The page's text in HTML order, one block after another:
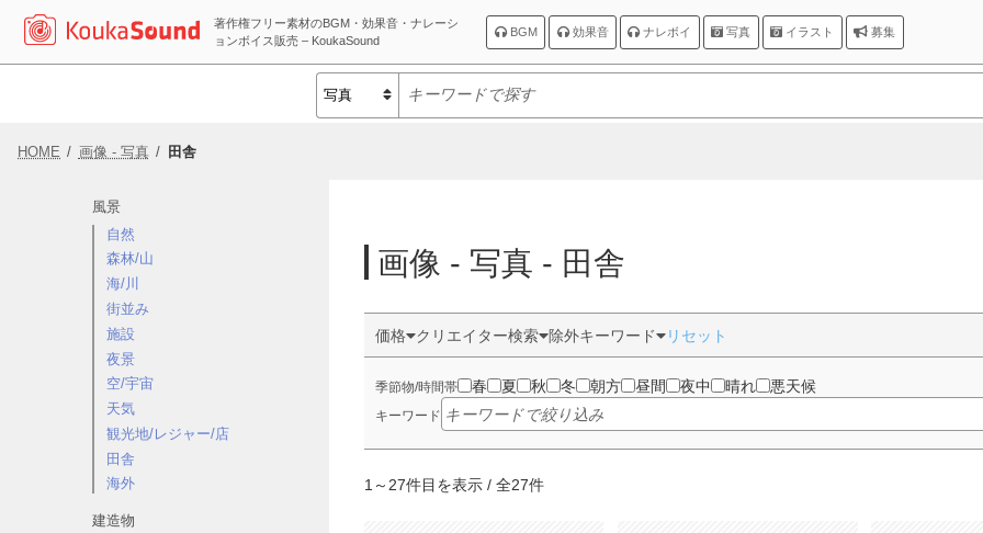
著作権フリー素材のBGM・効果音・ナレーシ
ョンボイス販売 – KoukaSound
BGM 効果音 ナレボイ 写真 イラスト 募集
HOME 画像 - 写真 田舎
風景
自然
森林/山
海/川
街並み
施設
夜景
空/宇宙
天気
観光地/レジャー/店
田舎
海外
建造物
画像 - 写真 - 田舎
価格 クリエイター検索 除外キーワード リセット
季節物/時間帯 春 夏 秋 冬 朝方 昼間 夜中 晴れ 悪天候
キーワード
1 ～ 27件目を表示 / 全27件